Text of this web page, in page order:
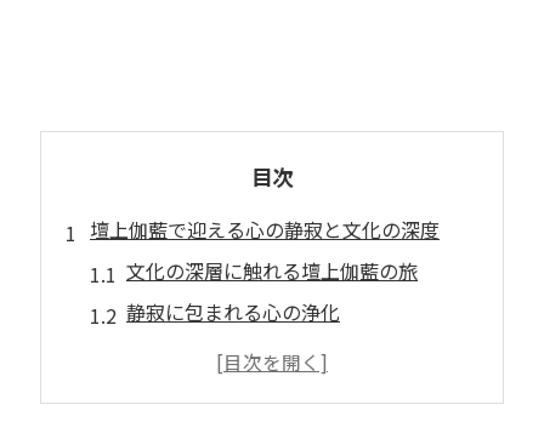
目次
壇上伽藍で迎える心の静寂と文化の深度
文化の深層に触れる壇上伽藍の旅
静寂に包まれる心の浄化
荘厳な建築が語る文化の物語